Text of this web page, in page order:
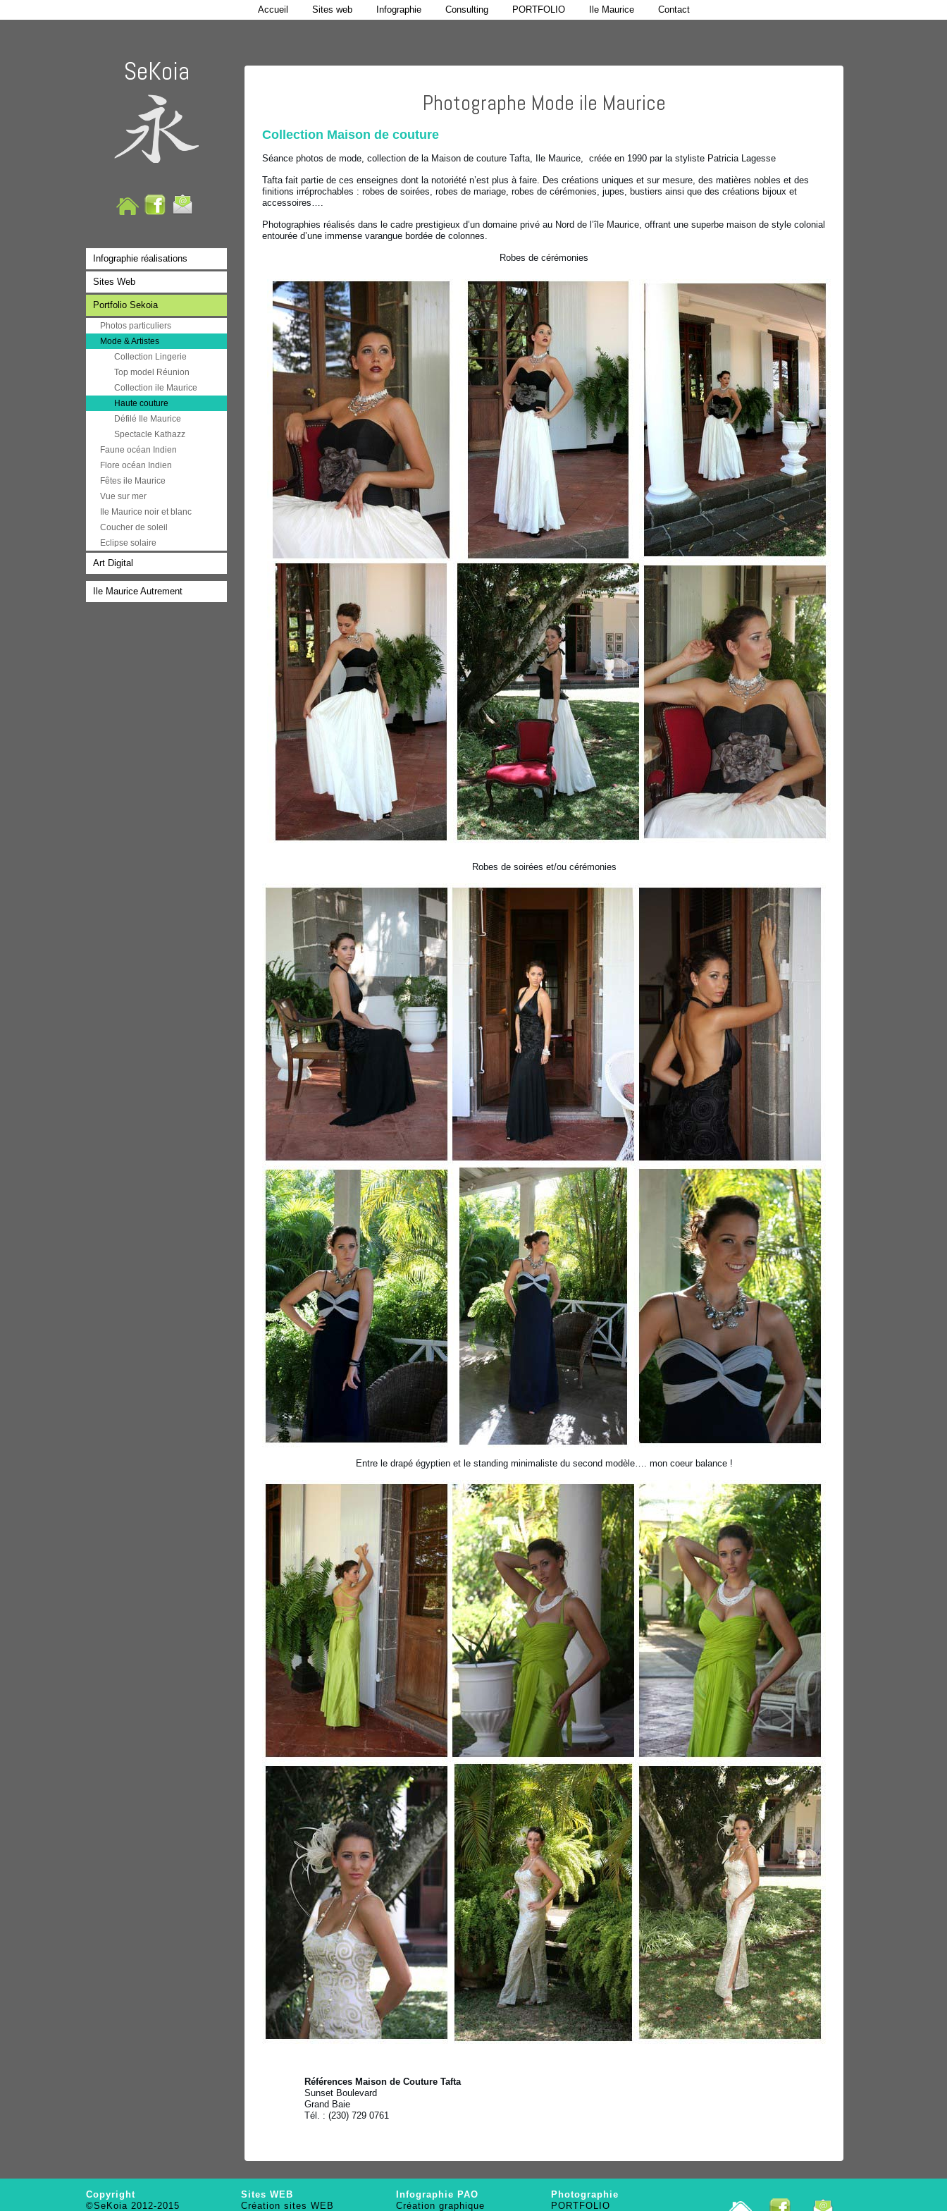
Accueil Sites web Infographie Consulting PORTFOLIO Ile Maurice Contact
SeKoia
Infographie réalisations
Sites Web
Portfolio Sekoia
Photos particuliers
Mode & Artistes
Collection Lingerie
Top model Réunion
Collection ile Maurice
Haute couture
Défilé Ile Maurice
Spectacle Kathazz
Faune océan Indien
Flore océan Indien
Fêtes ile Maurice
Vue sur mer
Ile Maurice noir et blanc
Coucher de soleil
Eclipse solaire
Art Digital
Ile Maurice Autrement
Photographe Mode ile Maurice
Collection Maison de couture
Séance photos de mode, collection de la Maison de couture Tafta, Ile Maurice, créée en 1990 par la styliste Patricia Lagesse
Tafta fait partie de ces enseignes dont la notoriété n’est plus à faire. Des créations uniques et sur mesure, des matières nobles et des
finitions irréprochables : robes de soirées, robes de mariage, robes de cérémonies, jupes, bustiers ainsi que des créations bijoux et
accessoires….
Photographies réalisés dans le cadre prestigieux d’un domaine privé au Nord de l’île Maurice, offrant une superbe maison de style colonial
entourée d’une immense varangue bordée de colonnes.
Robes de cérémonies
Robes de soirées et/ou cérémonies
Entre le drapé égyptien et le standing minimaliste du second modèle…. mon coeur balance !
Références Maison de Couture Tafta
Sunset Boulevard
Grand Baie
Tél. : (230) 729 0761
Copyright
©SeKoia 2012-2015
Sites WEB
Création sites WEB
Infographie PAO
Création graphique
Photographie
PORTFOLIO